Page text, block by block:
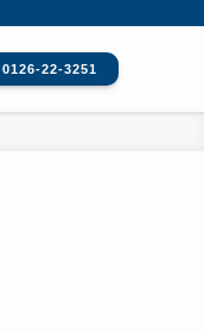
0126-22-3251